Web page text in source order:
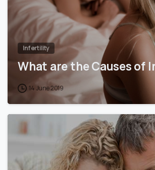
Infertility
What are the Causes of
14 June 2019